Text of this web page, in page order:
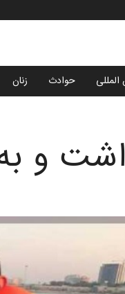
المللی حوادث زنان
و